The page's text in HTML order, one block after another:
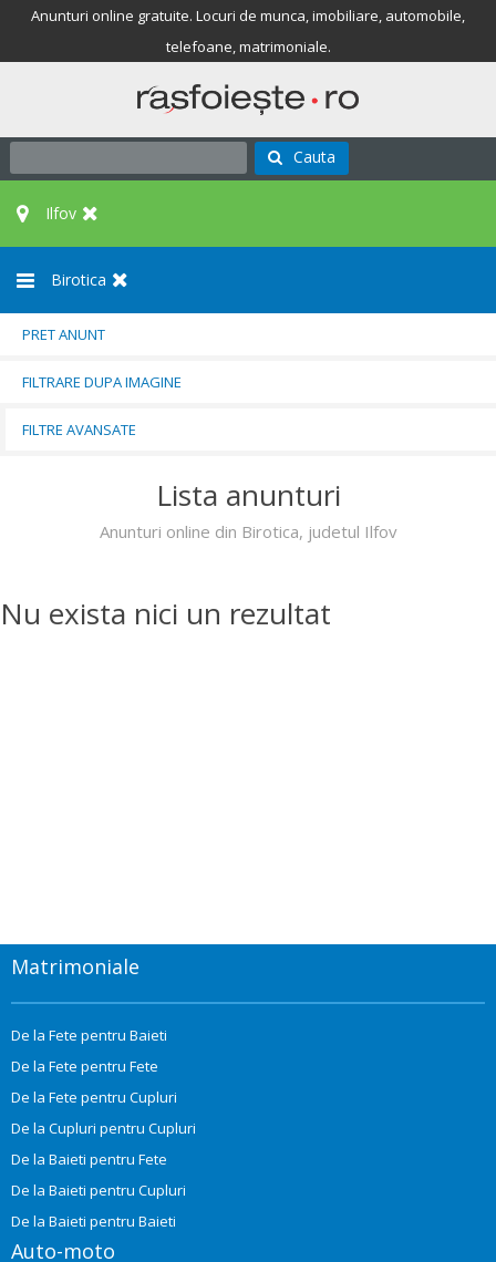
Anunturi online gratuite. Locuri de munca, imobiliare, automobile,
telefoane, matrimoniale.
Cauta
Ilfov
Birotica
PRET ANUNT
FILTRARE DUPA IMAGINE
FILTRE AVANSATE
Lista anunturi
Anunturi online din Birotica, judetul Ilfov
Nu exista nici un rezultat
Matrimoniale
De la Fete pentru Baieti
De la Fete pentru Fete
De la Fete pentru Cupluri
De la Cupluri pentru Cupluri
De la Baieti pentru Fete
De la Baieti pentru Cupluri
De la Baieti pentru Baieti
Auto-moto